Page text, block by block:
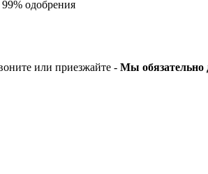
одобрения
или приезжайте - Мы обязательно